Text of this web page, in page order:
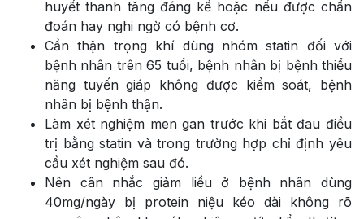
huyết thanh tăng đáng kể hoặc nếu được chẩn
đoán hay nghi ngờ có bệnh cơ.
Cần thận trọng khí dùng nhóm statin đối với
bệnh nhân trên 65 tuổi, bệnh nhân bị bệnh thiểu
năng tuyến giáp không được kiểm soát, bệnh
nhân bị bệnh thận.
Làm xét nghiệm men gan trước khi bắt đau điều
trị bằng statin và trong trường hợp chỉ định yêu
cầu xét nghiệm sau đó.
Nên cân nhắc giảm liều ở bệnh nhân dùng
40mg/ngày bị protein niệu kéo dài không rõ